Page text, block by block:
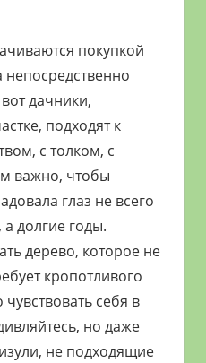
покупкой
непосредственно
дачники,
подходят к
с толком, с
важно, чтобы
глаз не всего
долгие годы.
дерево, которое не
кропотливого
себя в
но даже
не подходящие